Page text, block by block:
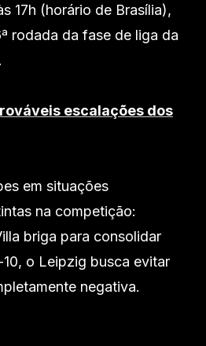
17h (horário de Brasília),
rodada da fase de liga da
escalações dos
em situações
na competição:
briga para consolidar
o Leipzig busca evitar
negativa.